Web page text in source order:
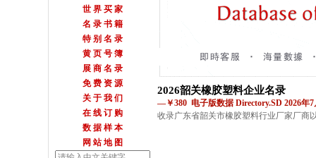
世 界 买 家
名 录 书 籍
特 别 名 录
黄 页 号 簿
展 商 名 录
免 费 资 源
关 于 我 们
在 线 订 购
数 据 样 本
网 站 地 图
2026韶关橡胶塑料企业名录
—￥380 电子版数据 Directory.SD 2026年7
收录广东省韶关市橡胶塑料行业厂家厂商